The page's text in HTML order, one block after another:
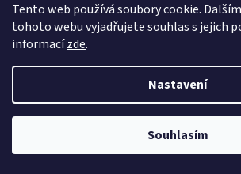
Tento web používá soubory cookie.
tohoto webu vyjadřujete souhlas s jejich
informacízde.
Nastavení
Souhlasím